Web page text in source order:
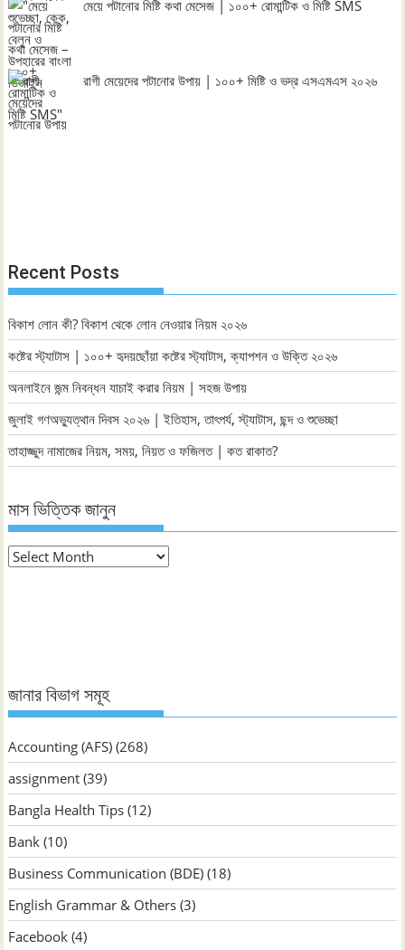
মেয়ে পটানোর মিষ্টি কথা মেসেজ | ১০০+ রোমান্টিক ও মিষ্টি SMS
রাগী মেয়েদের পটানোর উপায় | ১০০+ মিষ্টি ও ভদ্র এসএমএস ২০২৬
Recent Posts
বিকাশ লোন কী? বিকাশ থেকে লোন নেওয়ার নিয়ম ২০২৬
কষ্টের স্ট্যাটাস | ১০০+ হৃদয়ছোঁয়া কষ্টের স্ট্যাটাস, ক্যাপশন ও উক্তি ২০২৬
অনলাইনে জন্ম নিবন্ধন যাচাই করার নিয়ম | সহজ উপায়
জুলাই গণঅভ্যুত্থান দিবস ২০২৬ | ইতিহাস, তাৎপর্য, স্ট্যাটাস, ছন্দ ও শুভেচ্ছা
তাহাজ্জুদ নামাজের নিয়ম, সময়, নিয়ত ও ফজিলত | কত রাকাত?
মাস ভিত্তিক জানুন
মাস
জানার বিভাগ সমূহ
Accounting (AFS) (268)
assignment (39)
Bangla Health Tips (12)
Bank (10)
Business Communication (BDE) (18)
English Grammar & Others (3)
Facebook (4)